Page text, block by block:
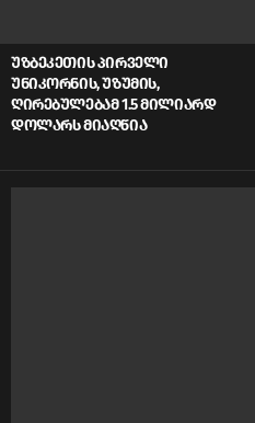
ᲣᲖᲑᲔᲙᲔᲗᲘᲡ ᲞᲘᲠᲕᲔᲚᲘ
ᲣᲜᲘᲙᲝᲠᲜᲘᲡ, ᲣᲖᲣᲛᲘᲡ,
ᲦᲘᲠᲔᲑᲣᲚᲔᲑᲐᲛ 1.5 ᲛᲘᲚᲘᲐᲠᲓ
ᲓᲝᲚᲐᲠᲡ ᲛᲘᲐᲦᲬᲘᲐ